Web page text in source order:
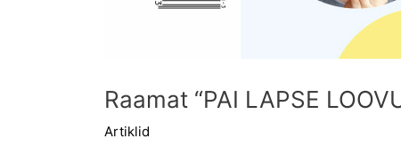
Raamat “PAI LAPSE
Artiklid